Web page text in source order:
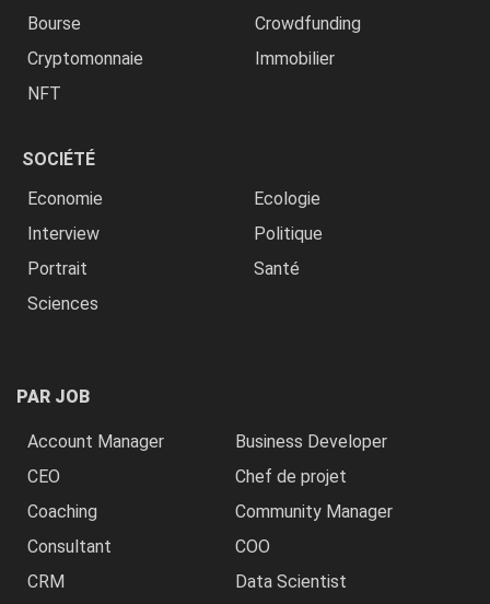
Bourse
Crowdfunding
Cryptomonnaie
Immobilier
NFT
SOCIÉTÉ
Economie
Ecologie
Interview
Politique
Portrait
Santé
Sciences
PAR JOB
Account Manager
Business Developer
CEO
Chef de projet
Coaching
Community Manager
Consultant
COO
CRM
Data Scientist